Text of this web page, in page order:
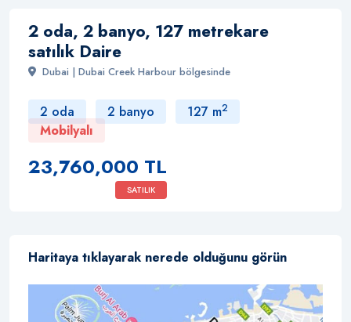
2 oda, 2 banyo, 127 metrekare
satılık Daire
Dubai | Dubai Creek Harbour bölgesinde
2 oda 2 banyo 127 m2
Mobilyalı
23,760,000 TL
SATILIK
Haritaya tıklayarak nerede olduğunu görün